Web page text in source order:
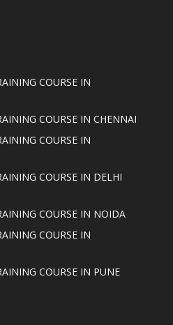
COURSE IN
COURSE IN CHENNAI
COURSE IN
COURSE IN DELHI
COURSE IN NOIDA
COURSE IN
COURSE IN PUNE